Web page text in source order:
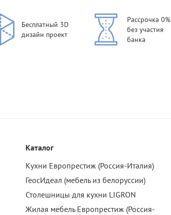
Бесплатный 3D
дизайн проект
Рассрочка 0%
без участия
банка
Каталог
Кухни Европрестиж (Россия-Италия)
ГеосИдеал (мебель из белоруссии)
Столешницы для кухни LIGRON
Жилая мебель Европрестиж (Россия-